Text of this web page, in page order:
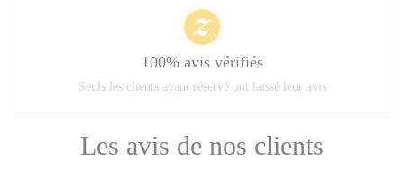
Les avis de nos clients
100% avis vérifiés
Seuls les clients ayant réservé ont laissé leur avis